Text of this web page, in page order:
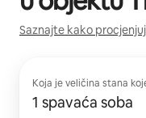
Saznajte kako
Koja je veličina stana
1 spavaća soba